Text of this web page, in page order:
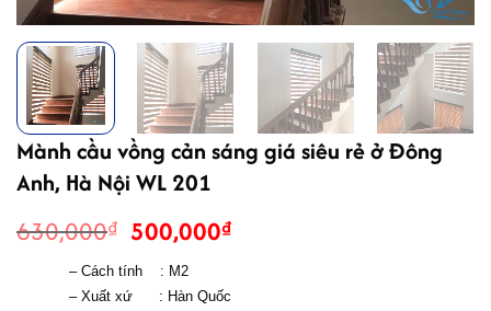
Mành cầu vồng cản sáng giá siêu rẻ ở Đông
Anh, Hà Nội WL 201
630,000₫ Giá
gốc
là:
500,000₫Giá
– Cách tính    : M2
– Xuất xứ      : Hàn Quốc